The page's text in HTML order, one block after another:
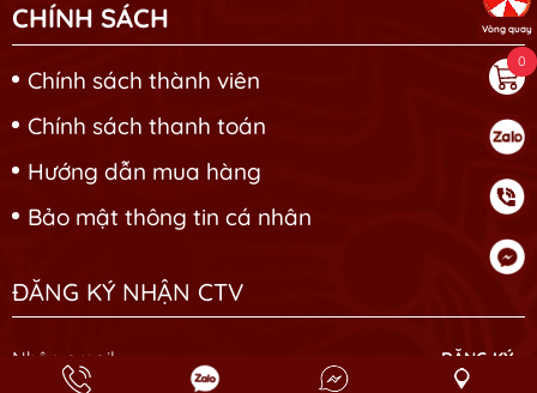
CHÍNH SÁCH
Chính sách thành viên
Chính sách thanh toán
Hướng dẫn mua hàng
Bảo mật thông tin cá nhân
ĐĂNG KÝ NHẬN CTV
Vòng quay
0